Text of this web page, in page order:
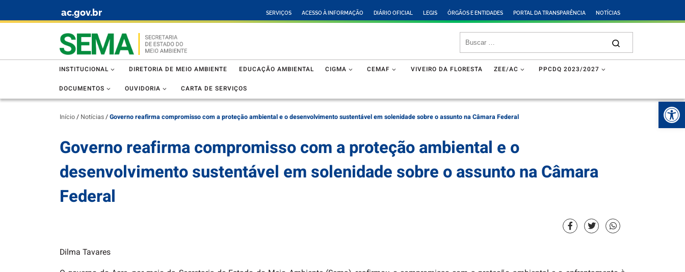
ac.gov.br SERVIÇOS ACESSO À INFORMAÇÃO DIÁRIO OFICIAL LEGIS ÓRGÃOS E ENTIDADES PORTAL DA TRANSPARÊNCIA NOTÍCIAS
INSTITUCIONAL DIRETORIA DE MEIO AMBIENTE EDUCAÇÃO AMBIENTAL CIGMA CEMAF VIVEIRO DA FLORESTA ZEE/AC PPCDQ 2023/2027
DOCUMENTOS OUVIDORIA CARTA DE SERVIÇOS
Início/ Notícias/Governo reafirma compromisso com a proteção ambiental e o desenvolvimento sustentável em solenidade sobre o assunto na Câmara Federal
Governo reafirma compromisso com a proteção ambiental e o
desenvolvimento sustentável em solenidade sobre o assunto na Câmara
Federal
Dilma Tavares